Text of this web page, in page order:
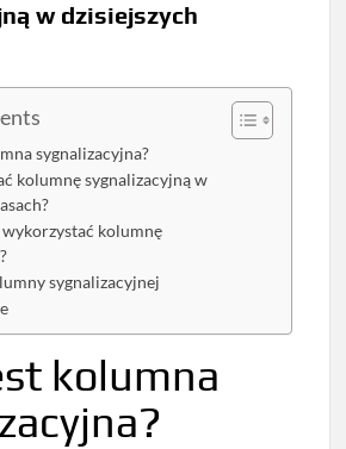
w dzisiejszych
sygnalizacyjna?
kolumnę sygnalizacyjną w
wykorzystać kolumnę
sygnalizacyjnej
kolumna